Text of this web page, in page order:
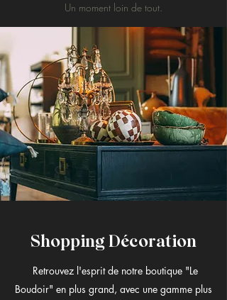
Un moment loin de tout.
Shopping Décoration
Retrouvez l'esprit de notre boutique "Le
Boudoir" en plus grand, avec une gamme plus